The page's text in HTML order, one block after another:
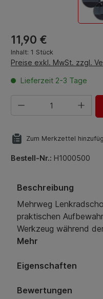
Regulärer Preis:
11,90 €
Inhalt: 1 Stück
Preise exkl. MwSt. zzgl.
Lieferzeit 2-3 Tage
Produkt Anzahl: Gib
Zum Merkzettel
Bestell-Nr.: H1000500
Beschreibung
Mehrweg
praktischen
Werkzeug während
Mehr
Eigenschaften
Bewertungen